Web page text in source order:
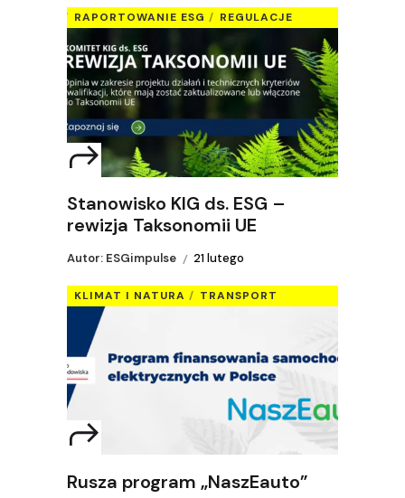
RAPORTOWANIE ESG REGULACJE
Stanowisko KIG ds. ESG –
rewizja Taksonomii UE
Autor: ESGimpulse 21 lutego
KLIMAT I NATURA TRANSPORT
Rusza program „NaszEauto”